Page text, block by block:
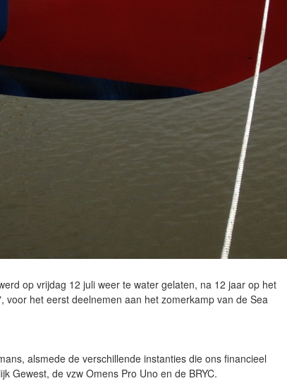
op vrijdag 12 juli weer te water gelaten, na 12 jaar op het
het eerst deelnemen aan het zomerkamp van de Sea
alsmede de verschillende instanties die ons financieel
Gewest, de vzw Omens Pro Uno en de BRYC.